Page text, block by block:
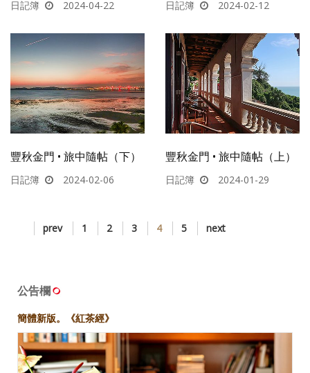
日記簿 2024-04-22 日記簿 2024-02-12
豐秋金門 • 旅中隨帖（下）
日記簿 2024-02-06
豐秋金門 • 旅中隨帖（上）
日記簿 2024-01-29
prev 1 2 3 4 5 next
公告欄
簡體新版。《紅茶經》